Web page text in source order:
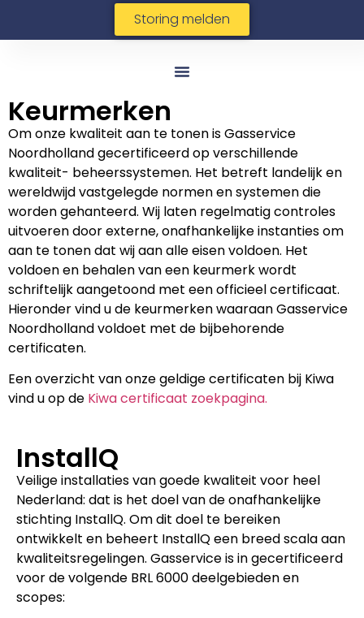
Storing melden
Keurmerken
Om onze kwaliteit aan te tonen is Gasservice
Noordholland gecertificeerd op verschillende
kwaliteit- beheerssystemen. Het betreft landelijk en
wereldwijd vastgelegde normen en systemen die
worden gehanteerd. Wij laten regelmatig controles
uitvoeren door externe, onafhankelijke instanties om
aan te tonen dat wij aan alle eisen voldoen. Het
voldoen en behalen van een keurmerk wordt
schriftelijk aangetoond met een officieel certificaat.
Hieronder vind u de keurmerken waaraan Gasservice
Noordholland voldoet met de bijbehorende
certificaten.
Een overzicht van onze geldige certificaten bij Kiwa
vind u op de Kiwa certificaat zoekpagina.
InstallQ
Veilige installaties van goede kwaliteit voor heel
Nederland: dat is het doel van de onafhankelijke
stichting InstallQ. Om dit doel te bereiken
ontwikkelt en beheert InstallQ een breed scala aan
kwaliteitsregelingen. Gasservice is in gecertificeerd
voor de volgende BRL 6000 deelgebieden en
scopes: